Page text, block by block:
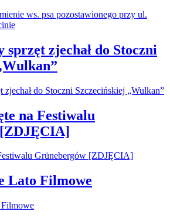
sprzęt zjechał do Stoczni
na Festiwalu
Lato Filmowe